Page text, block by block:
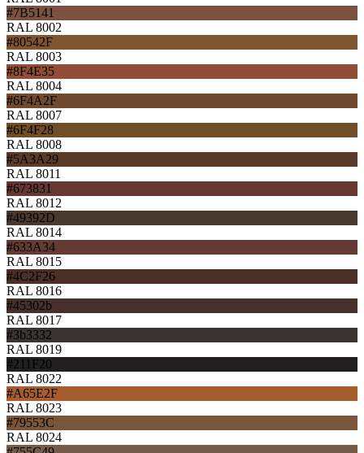
#7B5141
RAL 8002
#80542F
RAL 8003
#8F4E35
RAL 8004
#6F4A2F
RAL 8007
#6F4F28
RAL 8008
#5A3A29
RAL 8011
#673831
RAL 8012
#49392D
RAL 8014
#633A34
RAL 8015
#4C2F26
RAL 8016
#45302b
RAL 8017
#3b3332
RAL 8019
#211F20
RAL 8022
#A65E2F
RAL 8023
#79553C
RAL 8024